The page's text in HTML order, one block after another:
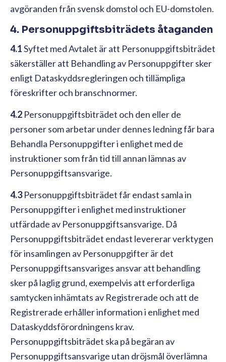
avgöranden från svensk domstol och EU-domstolen.
4. Personuppgiftsbiträdets åtaganden
4.1Syftet med Avtalet är att Personuppgiftsbiträdet
säkerställer att Behandling av Personuppgifter sker
enligt Dataskyddsregleringen och tillämpliga
föreskrifter och branschnormer.
4.2 Personuppgiftsbiträdet och den eller de
personer som arbetar under dennes ledning får bara
Behandla Personuppgifter i enlighet med de
instruktioner som från tid till annan lämnas av
Personuppgiftsansvarige.
4.3Personuppgiftsbiträdet får endast samla in
Personuppgifter i enlighet med instruktioner
utfärdade av Personuppgiftsansvarige. Då
Personuppgiftsbiträdet endast levererar verktygen
för insamlingen av Personuppgifter är det
Personuppgiftsansvariges ansvar att behandling
sker på laglig grund, exempelvis att erforderliga
samtycken inhämtats av Registrerade och att de
Registrerade erhåller information i enlighet med
Dataskyddsförordningens krav.
Personuppgiftsbiträdet ska på begäran av
Personuppgiftsansvarige utan dröjsmål överlämna